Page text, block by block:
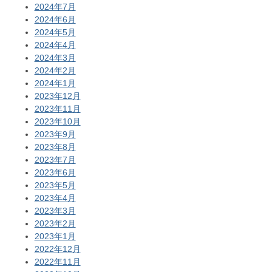
2024年7月
2024年6月
2024年5月
2024年4月
2024年3月
2024年2月
2024年1月
2023年12月
2023年11月
2023年10月
2023年9月
2023年8月
2023年7月
2023年6月
2023年5月
2023年4月
2023年3月
2023年2月
2023年1月
2022年12月
2022年11月